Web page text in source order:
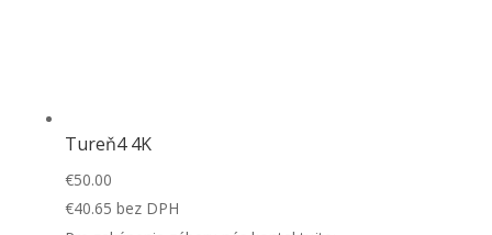
Tureň4 4K
€50.00
€40.65 bez DPH